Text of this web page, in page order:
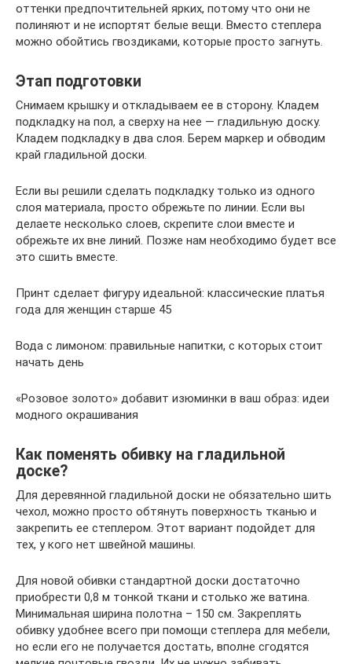
оттенки предпочтительней ярких, потому что они не
полиняют и не испортят белые вещи. Вместо степлера
можно обойтись гвоздиками, которые просто загнуть.
Этап подготовки
Снимаем крышку и откладываем ее в сторону. Кладем
подкладку на пол, а сверху на нее — гладильную доску.
Кладем подкладку в два слоя. Берем маркер и обводим
край гладильной доски.
Если вы решили сделать подкладку только из одного
слоя материала, просто обрежьте по линии. Если вы
делаете несколько слоев, скрепите слои вместе и
обрежьте их вне линий. Позже нам необходимо будет все
это сшить вместе.
Принт сделает фигуру идеальной: классические платья
года для женщин старше 45
Вода с лимоном: правильные напитки, с которых стоит
начать день
«Розовое золото» добавит изюминки в ваш образ: идеи
модного окрашивания
Как поменять обивку на гладильной
доске?
Для деревянной гладильной доски не обязательно шить
чехол, можно просто обтянуть поверхность тканью и
закрепить ее степлером. Этот вариант подойдет для
тех, у кого нет швейной машины.
Для новой обивки стандартной доски достаточно
приобрести 0,8 м тонкой ткани и столько же ватина.
Минимальная ширина полотна – 150 см. Закреплять
обивку удобнее всего при помощи степлера для мебели,
но если его не получается достать, вполне сгодятся